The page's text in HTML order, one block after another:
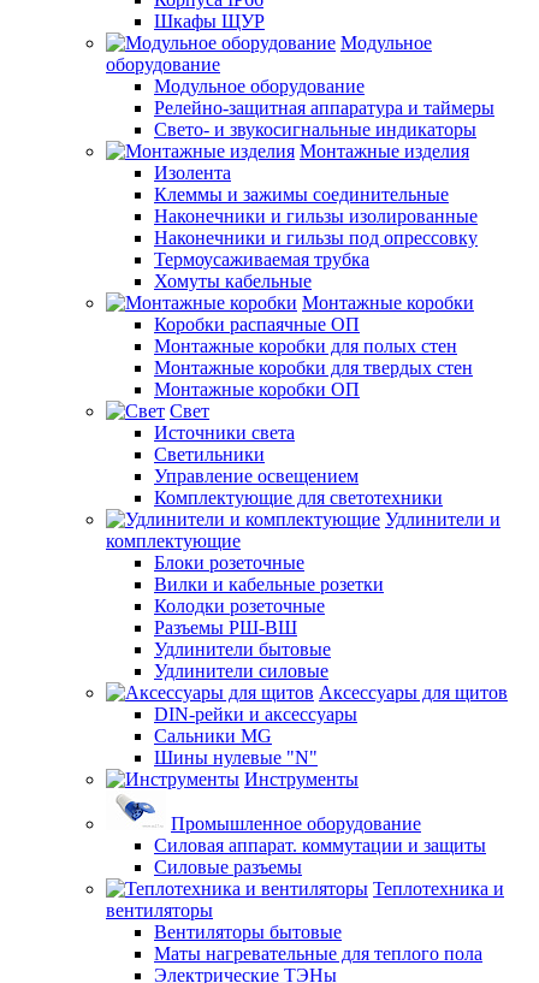
Шкафы ЩУР
Модульное
оборудование
Модульное оборудование
Релейно-защитная аппаратура и таймеры
Свето- и звукосигнальные индикаторы
Монтажные изделия
Изолента
Клеммы и зажимы соединительные
Наконечники и гильзы изолированные
Наконечники и гильзы под опрессовку
Термоусаживаемая трубка
Хомуты кабельные
Монтажные коробки
Коробки распаячные ОП
Монтажные коробки для полых стен
Монтажные коробки для твердых стен
Монтажные коробки ОП
Свет
Источники света
Светильники
Управление освещением
Комплектующие для светотехники
Удлинители и
комплектующие
Блоки розеточные
Вилки и кабельные розетки
Колодки розеточные
Разъемы РШ-ВШ
Удлинители бытовые
Удлинители силовые
Аксессуары для щитов
DIN-рейки и аксессуары
Сальники MG
Шины нулевые "N"
Инструменты
Промышленное оборудование
Силовая аппарат. коммутации и защиты
Силовые разъемы
Теплотехника и
вентиляторы
Вентиляторы бытовые
Маты нагревательные для теплого пола
Электрические ТЭНы